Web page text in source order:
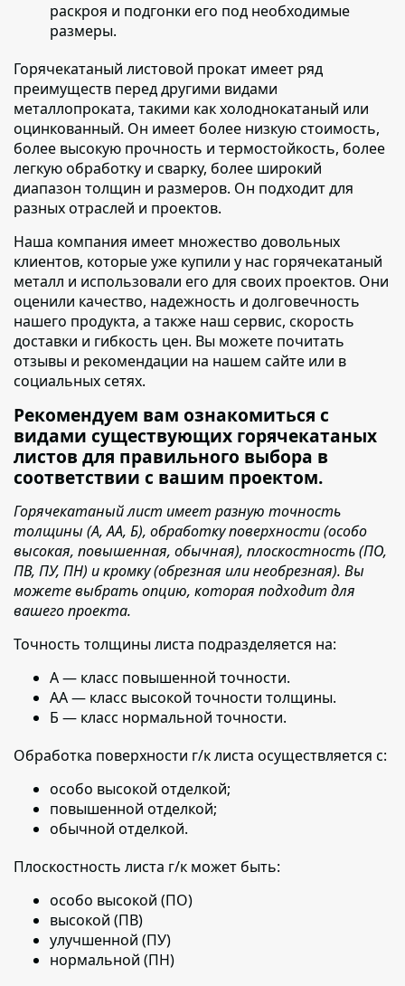
раскроя и подгонки его под необходимые
размеры.
Горячекатаный листовой прокат имеет ряд
преимуществ перед другими видами
металлопроката, такими как холоднокатаный или
оцинкованный. Он имеет более низкую стоимость,
более высокую прочность и термостойкость, более
легкую обработку и сварку, более широкий
диапазон толщин и размеров. Он подходит для
разных отраслей и проектов.
Наша компания имеет множество довольных
клиентов, которые уже купили у нас горячекатаный
металл и использовали его для своих проектов. Они
оценили качество, надежность и долговечность
нашего продукта, а также наш сервис, скорость
доставки и гибкость цен. Вы можете почитать
отзывы и рекомендации на нашем сайте или в
социальных сетях.
Рекомендуем вам ознакомиться с
видами существующих горячекатаных
листов для правильного выбора в
соответствии с вашим проектом.
Горячекатаный лист имеет разную точность
толщины (А, АА, Б), обработку поверхности (особо
высокая, повышенная, обычная), плоскостность (ПО,
ПВ, ПУ, ПН) и кромку (обрезная или необрезная). Вы
можете выбрать опцию, которая подходит для
вашего проекта.
Точность толщины листа подразделяется на:
А — класс повышенной точности.
АА — класс высокой точности толщины.
Б — класс нормальной точности.
Обработка поверхности г/к листа осуществляется с:
особо высокой отделкой;
повышенной отделкой;
обычной отделкой.
Плоскостность листа г/к может быть:
особо высокой (ПО)
высокой (ПВ)
улучшенной (ПУ)
нормальной (ПН)